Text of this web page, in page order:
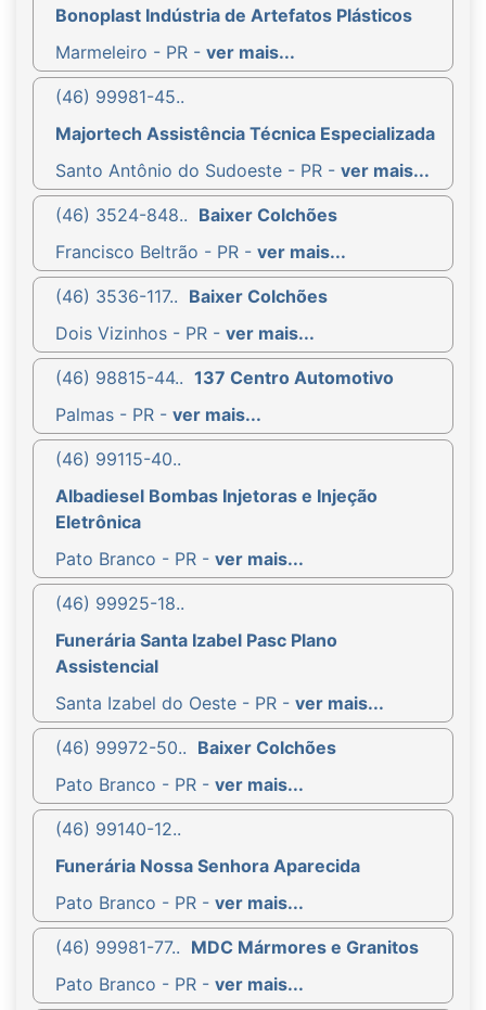
Bonoplast Indústria de Artefatos Plásticos
Marmeleiro - PR - ver mais...
(46) 99981-45..
Majortech Assistência Técnica Especializada
Santo Antônio do Sudoeste - PR - ver mais...
(46) 3524-848.. Baixer Colchões
Francisco Beltrão - PR - ver mais...
(46) 3536-117.. Baixer Colchões
Dois Vizinhos - PR - ver mais...
(46) 98815-44.. 137 Centro Automotivo
Palmas - PR - ver mais...
(46) 99115-40..
Albadiesel Bombas Injetoras e Injeção
Eletrônica
Pato Branco - PR - ver mais...
(46) 99925-18..
Funerária Santa Izabel Pasc Plano
Assistencial
Santa Izabel do Oeste - PR - ver mais...
(46) 99972-50.. Baixer Colchões
Pato Branco - PR - ver mais...
(46) 99140-12..
Funerária Nossa Senhora Aparecida
Pato Branco - PR - ver mais...
(46) 99981-77.. MDC Mármores e Granitos
Pato Branco - PR - ver mais...